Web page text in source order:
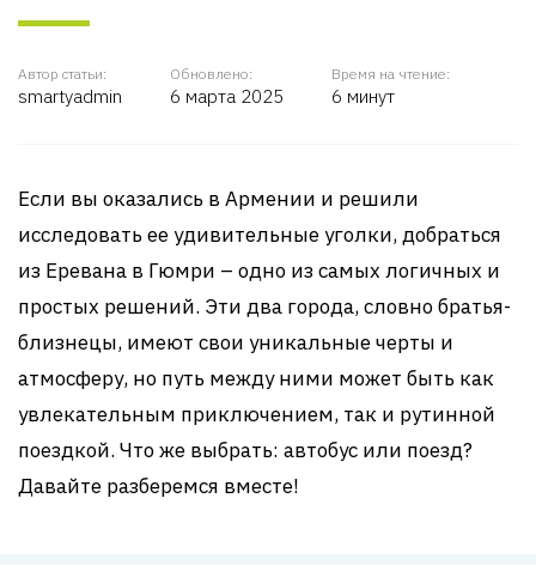
Автор статьи:
smartyadmin
Обновлено:
6 марта 2025
Время на чтение:
6 минут
Если вы оказались в Армении и решили
исследовать ее удивительные уголки, добраться
из Еревана в Гюмри – одно из самых логичных и
простых решений. Эти два города, словно братья-
близнецы, имеют свои уникальные черты и
атмосферу, но путь между ними может быть как
увлекательным приключением, так и рутинной
поездкой. Что же выбрать: автобус или поезд?
Давайте разберемся вместе!